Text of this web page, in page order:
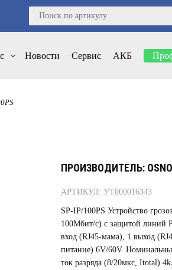
Новости Сервис АКБ
ПРОИЗВОДИТЕЛЬ:
АРТИКУЛ: УТ000016343
SP-IP/100PS Устройство
100Мбит/с) с защитой линий
вход (RJ45-мама), 1 выход
питание) 6V/60V.
ток разряда (8/20мкс, Itotal)